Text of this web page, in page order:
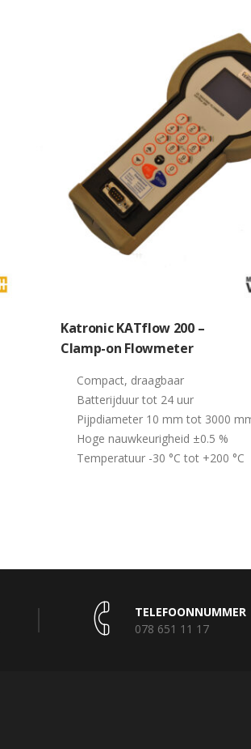
Katronic KATflow 200 –
Clamp-on Flowmeter
Compact, draagbaar
Batterijduur tot 24 uur
Pijpdiameter 10 mm tot 3000
Hoge nauwkeurigheid ±0.5 %
Temperatuur -30 °C tot +200 °C
TELEFOONNUMMER
078 651 11 17